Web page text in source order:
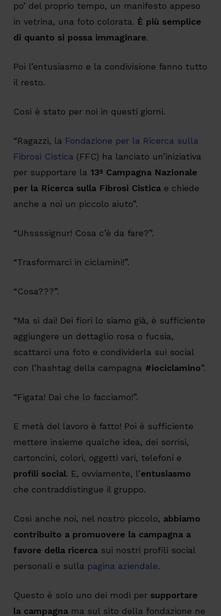
po’ del proprio tempo, un manifesto appeso
in vetrina, una foto colorata. È più semplice
di quanto si possa immaginare.
Poi l’entusiasmo e la condivisione fanno tutto
il resto.
Così è stato per noi in questi giorni.
“Ragazzi, la Fondazione per la Ricerca sulla
Fibrosi Cistica (FFC) ha lanciato un’iniziativa
per supportare la 13ª Campagna Nazionale
per la Ricerca sulla Fibrosi Cisticae chiede
anche a noi un piccolo aiuto”.
“Uhssssignur! Cosa c’è da fare?”.
“Trasformarci in ciclamini!”.
“Cosa???”.
“Ma sì dai! Dei fiori lo siamo già, è sufficiente
aggiungere un dettaglio rosa o fucsia,
scattarci una foto e condividerla sui social
con l’hashtag della campagna #iociclamino”.
“Figata! Dai che lo facciamo!”.
E metà del lavoro è fatto! Poi è sufficiente
mettere insieme qualche idea, dei sorrisi,
cartoncini, colori, oggetti vari, telefoni e
profili social. E, ovviamente, l’entusiasmo
che contraddistingue il gruppo.
Così anche noi, nel nostro piccolo, abbiamo
contribuito a promuovere la campagna a
favore della ricercasui nostri profili social
personali e sulla pagina aziendale.
Questo è solo uno dei modi per supportare
la campagnama sul sito della fondazione ne